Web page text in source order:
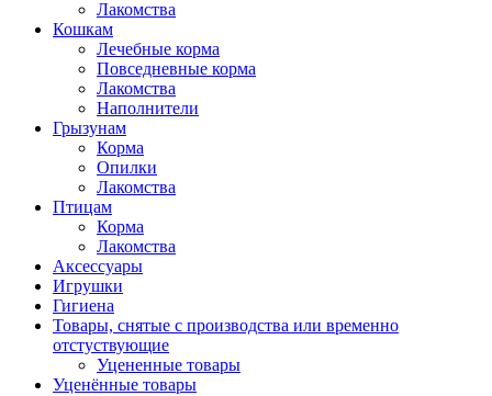
Лакомства
Кошкам
Лечебные корма
Повседневные корма
Лакомства
Наполнители
Грызунам
Корма
Опилки
Лакомства
Птицам
Корма
Лакомства
Аксессуары
Игрушки
Гигиена
Товары, снятые с производства или временно
отстуствующие
Уцененные товары
Уценённые товары